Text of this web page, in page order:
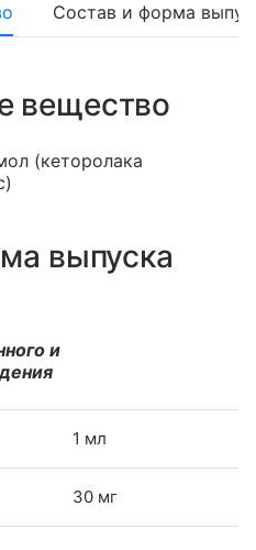
Состав и форма
вещество
(кеторолака
выпуска
и
1 мл
30 мг